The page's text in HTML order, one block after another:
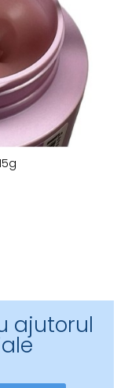
ajutorul